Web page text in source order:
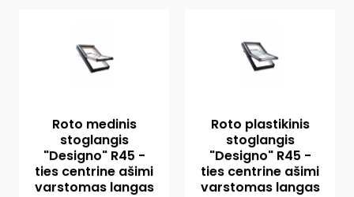
Roto medinis
stoglangis
"Designo" R45 -
ties centrine ašimi
varstomas langas
Roto plastikinis
stoglangis
"Designo" R45 -
ties centrine ašimi
varstomas langas